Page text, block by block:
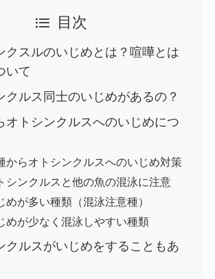
目次
クスルのいじめとは？喧嘩とは
いて
クルス同士のいじめがあるの？
オトシンクルスへのいじめにつ
からオトシンクルスへのいじめ対策
シンクルスと他の魚の混泳に注意
めが多い種類（混泳注意種）
めが少なく混泳しやすい種類
クルスがいじめをすることもあ